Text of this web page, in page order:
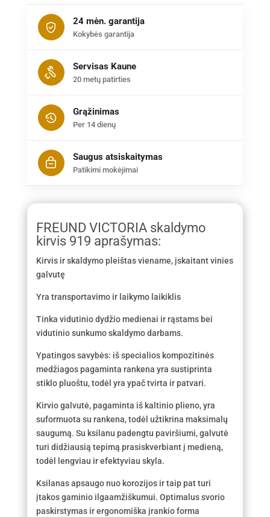
24 mėn. garantija
Kokybės garantija
Servisas Kaune
20 metų patirties
Grąžinimas
Per 14 dienų
Saugus atsiskaitymas
Patikimi mokėjimai
FREUND VICTORIA skaldymo
kirvis 919 aprašymas:
Kirvis ir skaldymo pleištas viename, įskaitant vinies
galvutę
Yra transportavimo ir laikymo laikiklis
Tinka vidutinio dydžio medienai ir rąstams bei
vidutinio sunkumo skaldymo darbams.
Ypatingos savybės: iš specialios kompozitinės
medžiagos pagaminta rankena yra sustiprinta
stiklo pluoštu, todėl yra ypač tvirta ir patvari.
Kirvio galvutė, pagaminta iš kaltinio plieno, yra
suformuota su rankena, todėl užtikrina maksimalų
saugumą. Su ksilanu padengtu paviršiumi, galvutė
turi didžiausią tepimą prasiskverbiant į medieną,
todėl lengviau ir efektyviau skyla.
Ksilanas apsaugo nuo korozijos ir taip pat turi
įtakos gaminio ilgaamžiškumui. Optimalus svorio
paskirstymas ir ergonomiška įrankio forma